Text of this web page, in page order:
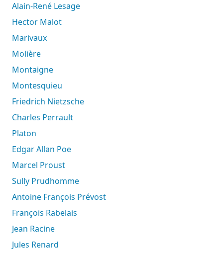
Alain-René Lesage
Hector Malot
Marivaux
Molière
Montaigne
Montesquieu
Friedrich Nietzsche
Charles Perrault
Platon
Edgar Allan Poe
Marcel Proust
Sully Prudhomme
Antoine François Prévost
François Rabelais
Jean Racine
Jules Renard